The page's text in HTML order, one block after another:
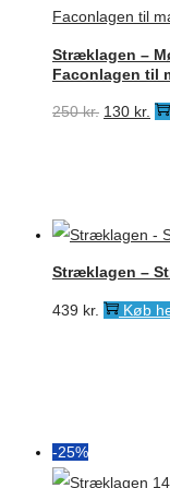
Stræklagen –
Faconlagen til
250kr. Den
250 kr..
130 kr.
Stræklagen –
439 kr. Køb
-25%